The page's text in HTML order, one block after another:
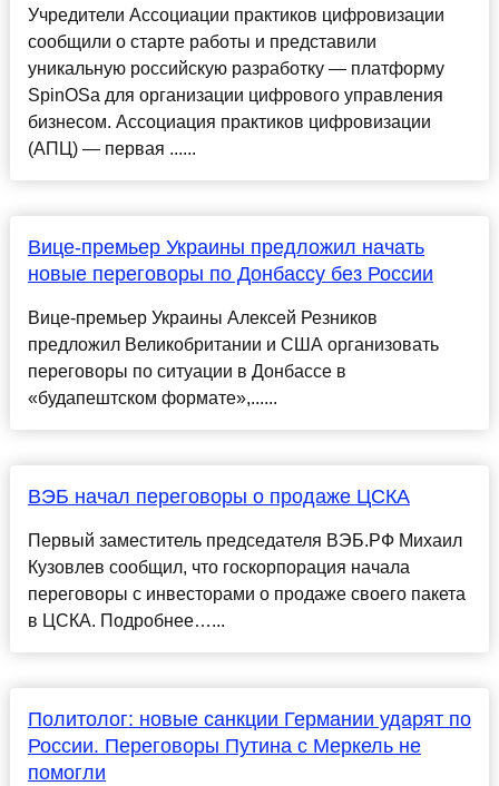
Учредители Ассоциации практиков цифровизации
сообщили о старте работы и представили
уникальную российскую разработку — платформу
SpinOSa для организации цифрового управления
бизнесом. Ассоциация практиков цифровизации
(АПЦ) — первая ......
Вице-премьер Украины предложил начать
новые переговоры по Донбассу без России
Вице-премьер Украины Алексей Резников
предложил Великобритании и США организовать
переговоры по ситуации в Донбассе в
«будапештском формате»,......
ВЭБ начал переговоры о продаже ЦСКА
Первый заместитель председателя ВЭБ.РФ Михаил
Кузовлев сообщил, что госкорпорация начала
переговоры с инвесторами о продаже своего пакета
в ЦСКА. Подробнее…...
Политолог: новые санкции Германии ударят по
России. Переговоры Путина с Меркель не
помогли